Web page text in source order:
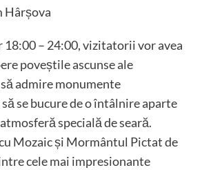
Hârșova
– 24:00, vizitatorii vor avea
poveștile ascunse ale
admire monumente
se bucure de o întâlnire aparte
specială de seară.
Mozaic și Mormântul Pictat de
cele mai impresionante